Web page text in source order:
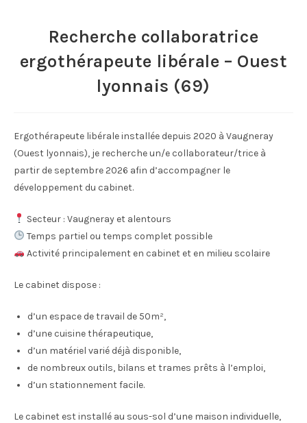
Recherche collaboratrice
ergothérapeute libérale – Ouest
lyonnais (69)
Ergothérapeute libérale installée depuis 2020 à Vaugneray
(Ouest lyonnais), je recherche un/e collaborateur/trice à
partir de septembre 2026 afin d’accompagner le
développement du cabinet.
Secteur : Vaugneray et alentours
Temps partiel ou temps complet possible
Activité principalement en cabinet et en milieu scolaire
Le cabinet dispose :
d’un espace de travail de 50m²,
d’une cuisine thérapeutique,
d’un matériel varié déjà disponible,
de nombreux outils, bilans et trames prêts à l’emploi,
d’un stationnement facile.
Le cabinet est installé au sous-sol d’une maison individuelle,